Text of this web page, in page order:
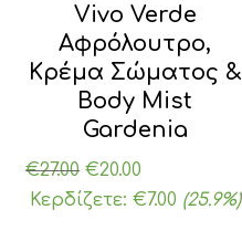
Vivo Verde
Αφρόλουτρο,
Κρέμα Σώματος &
Body Mist
Gardenia
€27.00 Original
price
€20.00
τρέχουσα
Κερδίζετε: €7.00 (25.9%)